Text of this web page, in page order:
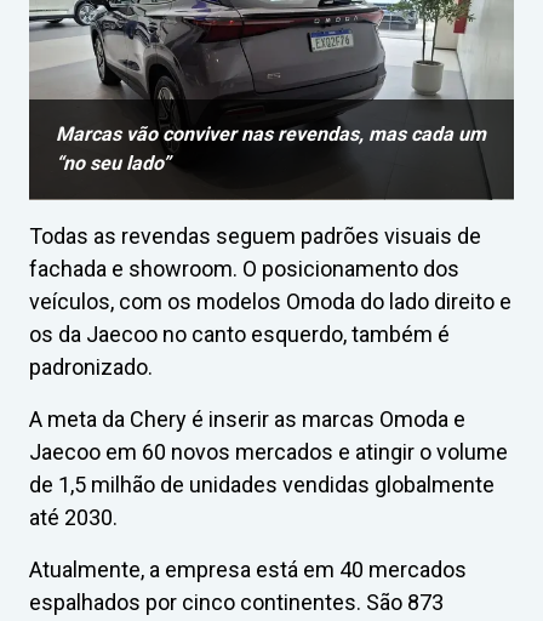
Marcas vão conviver nas revendas, mas cada um
“no seu lado”
Todas as revendas seguem padrões visuais de
fachada e showroom. O posicionamento dos
veículos, com os modelos Omoda do lado direito e
os da Jaecoo no canto esquerdo, também é
padronizado.
A meta da Chery é inserir as marcas Omoda e
Jaecoo em 60 novos mercados e atingir o volume
de 1,5 milhão de unidades vendidas globalmente
até 2030.
Atualmente, a empresa está em 40 mercados
espalhados por cinco continentes. São 873